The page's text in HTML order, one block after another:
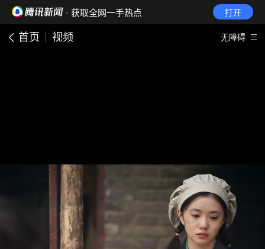
· 获取全网一手热点 打开
首页 视频 无障碍